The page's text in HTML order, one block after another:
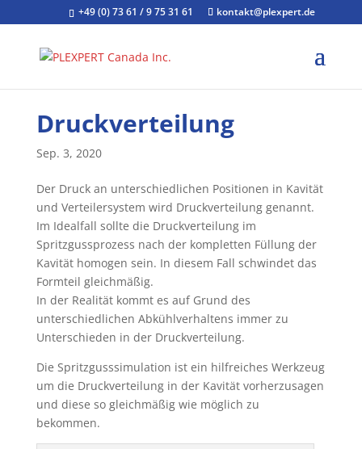
+49 (0) 73 61 / 9 75 31 61 kontakt@plexpert.de
Druckverteilung
Sep. 3, 2020
Der Druck an unterschiedlichen Positionen in Kavität
und Verteilersystem wird Druckverteilung genannt.
Im Idealfall sollte die Druckverteilung im
Spritzgussprozess nach der kompletten Füllung der
Kavität homogen sein. In diesem Fall schwindet das
Formteil gleichmäßig.
In der Realität kommt es auf Grund des
unterschiedlichen Abkühlverhaltens immer zu
Unterschieden in der Druckverteilung.
Die Spritzgusssimulation ist ein hilfreiches Werkzeug
um die Druckverteilung in der Kavität vorherzusagen
und diese so gleichmäßig wie möglich zu
bekommen.